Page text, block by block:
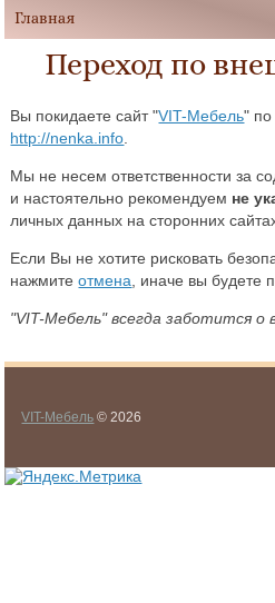
Переход по
Вы покидаете сайт "VIT-Мебель"
http://nenka.info
Мы не несем ответственности за
и настоятельно рекомендуем не
личных данных на сторонних
Если Вы не хотите рисковать
нажмитеотмена , иначе вы
"VIT-Мебель" всегда заботится о
VIT-Мебель © 2026